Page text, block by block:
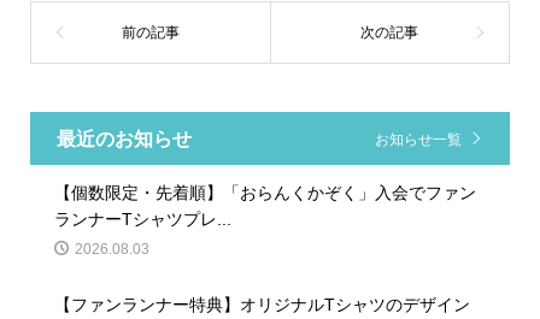
最近のお知らせ お知らせ一覧
【個数限定・先着順】「おらんくかぞく」入会でファン
ランナーTシャツプレ...
2026.08.03
【ファンランナー特典】オリジナルTシャツのデザイン